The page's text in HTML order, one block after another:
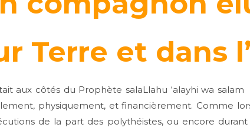
Terre et dans
aux côtés du Prophète salaLlahu ‘alayhi wa
physiquement, et financièrement. Comme
de la part des polythéistes, ou encore